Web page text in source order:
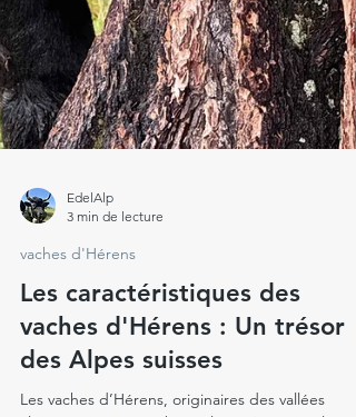
3 min de lecture
vaches d'Hérens
Les caractéristiques des
vaches d'Hérens : Un trésor
des Alpes suisses